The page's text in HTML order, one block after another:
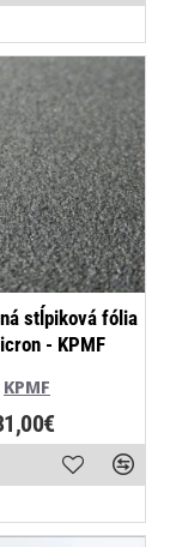
KPMF
stĺpiková fólia
- KPMF